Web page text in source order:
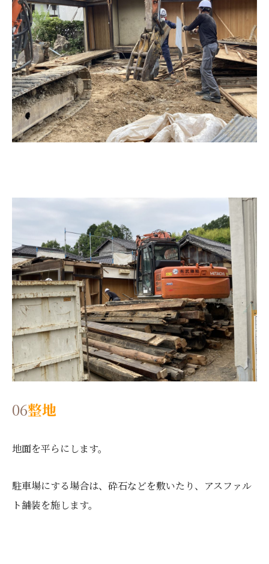
06整地
地面を平らにします。
駐車場にする場合は、砕石などを敷いたり、アスファル
ト舗装を施します。